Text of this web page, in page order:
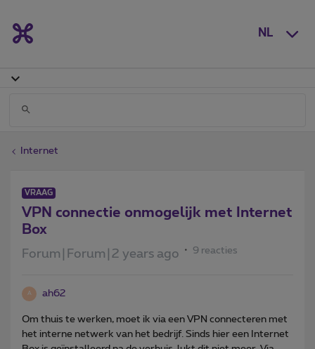
NL
Internet
VRAAG
VPN connectie onmogelijk met Internet
Box
Forum|Forum|2 years ago 9 reacties
A ah62
Om thuis te werken, moet ik via een VPN connecteren met
het interne netwerk van het bedrijf. Sinds hier een Internet